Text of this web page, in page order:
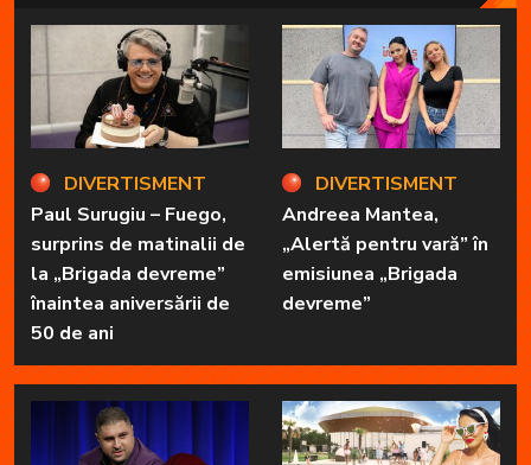
DIVERTISMENT
Paul Surugiu – Fuego,
surprins de matinalii de
la „Brigada devreme”
înaintea aniversării de
50 de ani
DIVERTISMENT
Andreea Mantea,
„Alertă pentru vară” în
emisiunea „Brigada
devreme”